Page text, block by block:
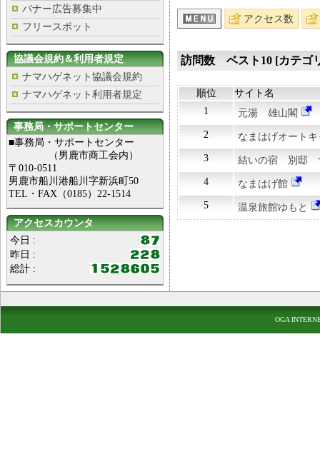
バナー広告募集中
フリースポット
協議会規約＆利用者規定
ナマハゲネット協議会規約
ナマハゲネット利用者規定
事務局・サポートセンター
■事務局・サポートセンター
（男鹿市商工会内）
〒010-0511
男鹿市船川港船川字新浜町50
TEL・FAX（0185）22-1514
アクセスカウンタ
今日 :
昨日 :
総計 :
アクセス数
訪問数 ベスト10 [カテゴ
順位
サイト名
1
元湯 雄山閣
2
なまはげオート
3
結いの宿 別邸
4
なまはげ館
5
温泉旅館ゆもと
OGA